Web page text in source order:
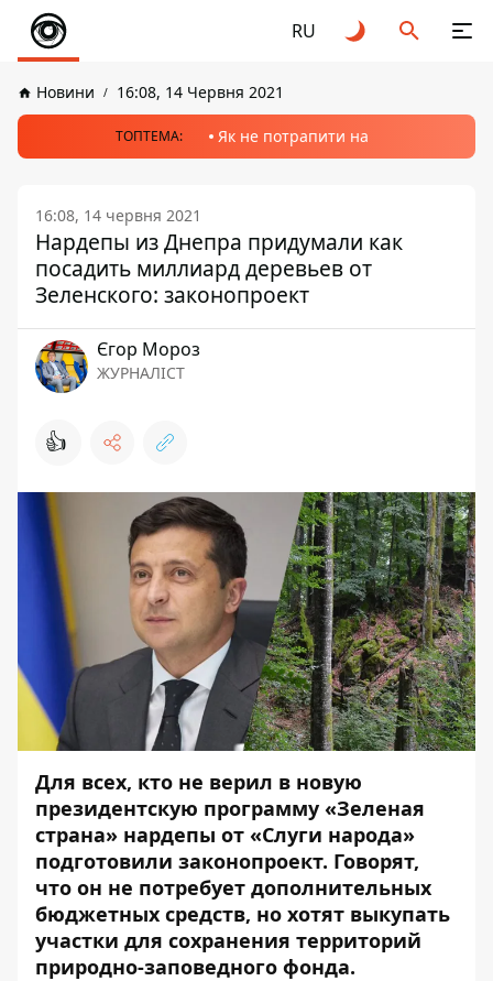
RU
Новини 16:08, 14 Червня 2021
ТОПТЕМА: Як не потрапити на
16:08, 14 червня 2021
Нардепы из Днепра придумали как
посадить миллиард деревьев от
Зеленского: законопроект
Єгор Мороз
ЖУРНАЛІСТ
👍
Для всех, кто не верил в новую
президентскую программу «Зеленая
страна» нардепы от «Слуги народа»
подготовили законопроект. Говорят,
что он не потребует дополнительных
бюджетных средств, но хотят выкупать
участки для сохранения территорий
природно-заповедного фонда.